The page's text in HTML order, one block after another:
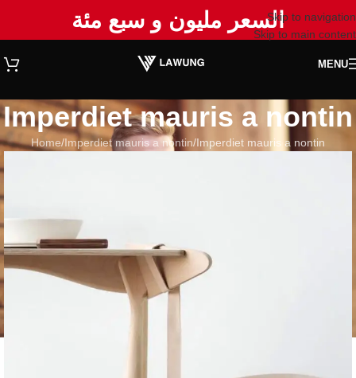
Skip to navigation
Skip to main content
السعر مليون و سبع مئة
MENU
Imperdiet mauris a nontin
Home Imperdiet mauris a nontin Imperdiet mauris a nontin